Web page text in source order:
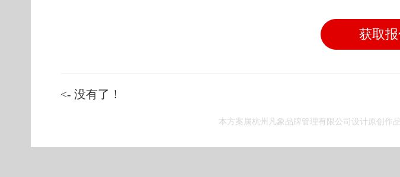
获取
<- 没有了！
本方案属杭州凡象品牌管理有限公司设计原创作